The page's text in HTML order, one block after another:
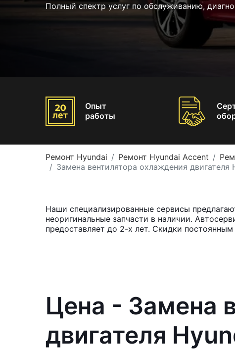
Полный спектр услуг по обслуживанию,
Опыт
работы
Ремонт Hyundai Ремонт Hyundai Accent
Замена вентилятора охлаждения двигателя
Наши специализированные сервисы
неоригинальные запчасти в наличии.
предоставляет до 2-х лет. Скидки
Цена - Замена
двигателя